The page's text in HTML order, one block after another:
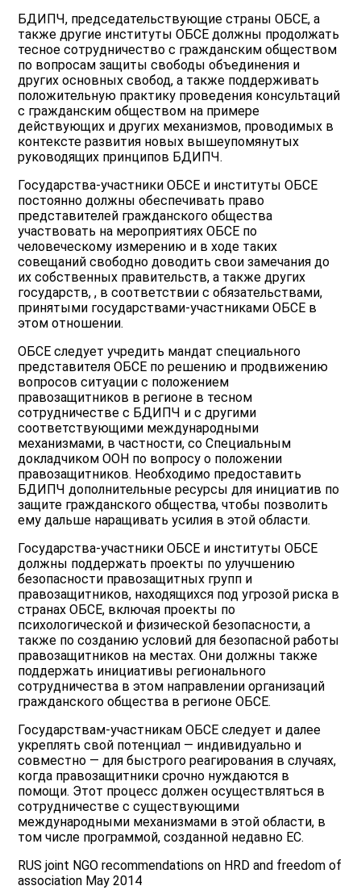
БДИПЧ, председательствующие страны ОБСЕ, а
также другие институты ОБСЕ должны продолжать
тесное сотрудничество с гражданским обществом
по вопросам защиты свободы объединения и
других основных свобод, а также поддерживать
положительную практику проведения консультаций
с гражданским обществом на примере
действующих и других механизмов, проводимых в
контексте развития новых вышеупомянутых
руководящих принципов БДИПЧ.
Государства-участники ОБСЕ и институты ОБСЕ
постоянно должны обеспечивать право
представителей гражданского общества
участвовать на мероприятиях ОБСЕ по
человеческому измерению и в ходе таких
совещаний свободно доводить свои замечания до
их собственных правительств, а также других
государств, , в соответствии с обязательствами,
принятыми государствами-участниками ОБСЕ в
этом отношении.
ОБСЕ следует учредить мандат специального
представителя ОБСЕ по решению и продвижению
вопросов ситуации с положением
правозащитников в регионе в тесном
сотрудничестве с БДИПЧ и с другими
соответствующими международными
механизмами, в частности, со Специальным
докладчиком ООН по вопросу о положении
правозащитников. Необходимо предоставить
БДИПЧ дополнительные ресурсы для инициатив по
защите гражданского общества, чтобы позволить
ему дальше наращивать усилия в этой области.
Государства-участники ОБСЕ и институты ОБСЕ
должны поддержать проекты по улучшению
безопасности правозащитных групп и
правозащитников, находящихся под угрозой риска в
странах ОБСЕ, включая проекты по
психологической и физической безопасности, а
также по созданию условий для безопасной работы
правозащитников на местах. Они должны также
поддержать инициативы регионального
сотрудничества в этом направлении организаций
гражданского общества в регионе ОБСЕ.
Государствам-участникам ОБСЕ следует и далее
укреплять свой потенциал — индивидуально и
совместно — для быстрого реагирования в случаях,
когда правозащитники срочно нуждаются в
помощи. Этот процесс должен осуществляться в
сотрудничестве с существующими
международными механизмами в этой области, в
том числе программой, созданной недавно ЕС.
RUS joint NGO recommendations on HRD and freedom of
association May 2014